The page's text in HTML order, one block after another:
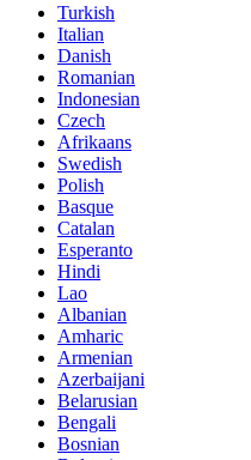
Turkish
Italian
Danish
Romanian
Indonesian
Czech
Afrikaans
Swedish
Polish
Basque
Catalan
Esperanto
Hindi
Lao
Albanian
Amharic
Armenian
Azerbaijani
Belarusian
Bengali
Bosnian